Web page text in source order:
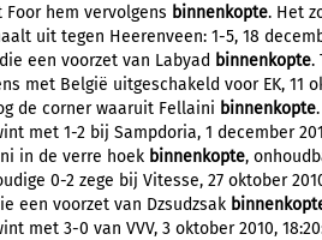
Foor hem vervolgens binnenkopte. Het
uit tegen Heerenveen: 1-5, 18
een voorzet van Labyad binnenkopte.
met België uitgeschakeld voor EK, 11
de corner waaruit Fellaini binnenkopte.
met 1-2 bij Sampdoria, 1 december
in de verre hoek binnenkopte,
0-2 zege bij Vitesse, 27 oktober
een voorzet van Dzsudzsak
met 3-0 van VVV, 3 oktober 2010,